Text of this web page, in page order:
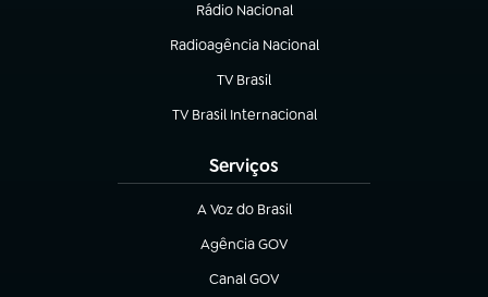
Rádio Nacional
Radioagência Nacional
(abre em nova aba)
TV Brasil
(abre em nova aba)
TV Brasil Internacional
(abre em nova aba)
Serviços
A Voz do Brasil
(abre em nova aba)
Agência GOV
(abre em nova aba)
Canal GOV
(abre em nova aba)